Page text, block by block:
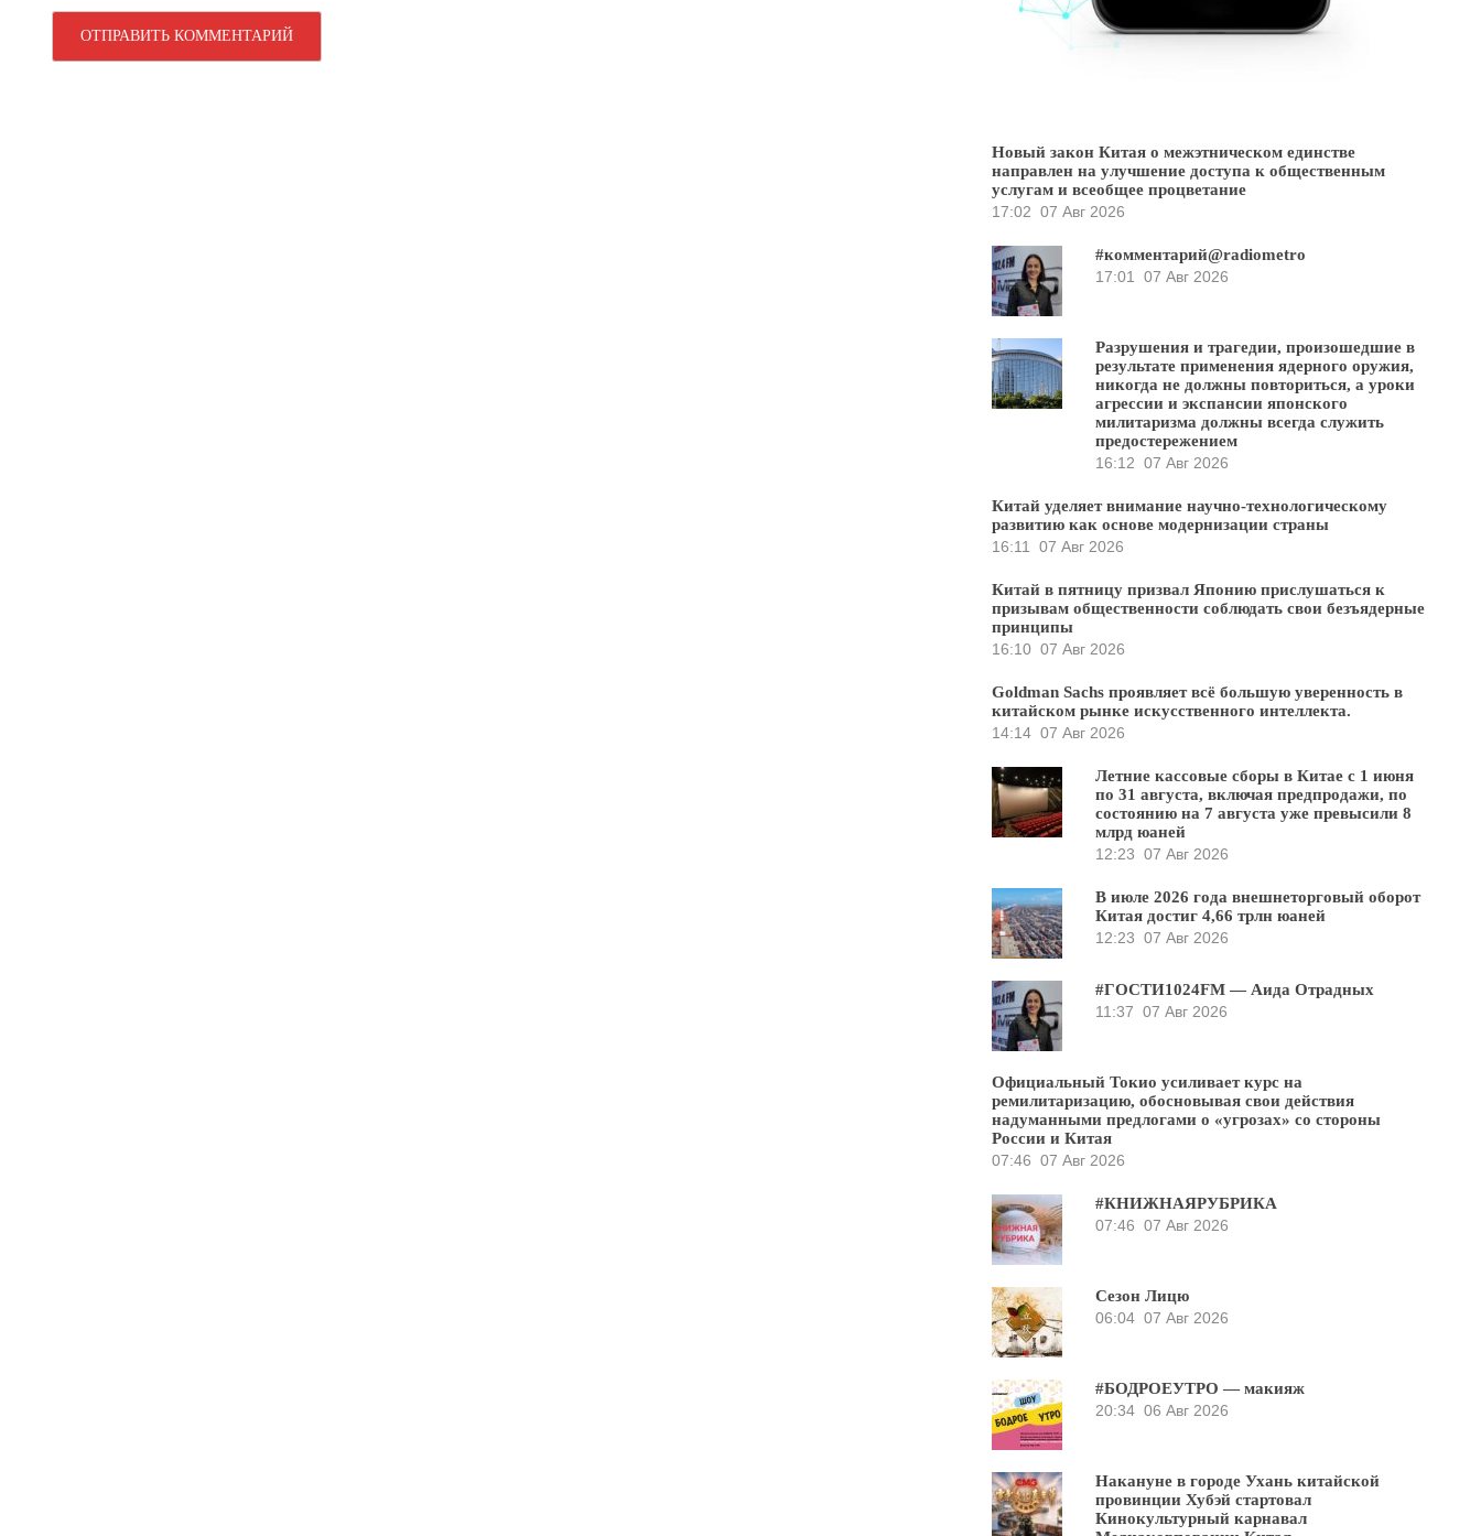
Новый закон Китая о межэтническом единстве
направлен на улучшение доступа к общественным
услугам и всеобщее процветание
17:02 07 Авг 2026
#комментарий@radiometro
17:01
07 Авг 2026
Разрушения и трагедии, произошедшие в
результате применения ядерного оружия,
никогда не должны повториться, а уроки
агрессии и экспансии японского
милитаризма должны всегда служить
предостережением
16:12 07 Авг 2026
Китай уделяет внимание научно-технологическому
развитию как основе модернизации страны
16:11
07 Авг 2026
Китай в пятницу призвал Японию прислушаться к
призывам общественности соблюдать свои безъядерные
принципы
16:10 07 Авг 2026
Goldman Sachs проявляет всё большую уверенность в
китайском рынке искусственного интеллекта.
14:14 07 Авг 2026
Летние кассовые сборы в Китае с 1 июня
по 31 августа, включая предпродажи, по
состоянию на 7 августа уже превысили 8
млрд юаней
12:23 07 Авг 2026
В июле 2026 года внешнеторговый оборот
Китая достиг 4,66 трлн юаней
12:23 07 Авг 2026
#ГОСТИ1024FM — Аида Отрадных
11:37 07 Авг 2026
Официальный Токио усиливает курс на
ремилитаризацию, обосновывая свои действия
надуманными предлогами о «угрозах» со стороны
России и Китая
07:46 07 Авг 2026
#КНИЖНАЯРУБРИКА
07:46 07 Авг 2026
Сезон Лицю
06:04 07 Авг 2026
#БОДРОЕУТРО — макияж
20:34 06 Авг 2026
Накануне в городе Ухань китайской
провинции Хубэй стартовал
Кинокультурный карнавал